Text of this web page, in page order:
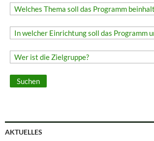
AKTUELLES